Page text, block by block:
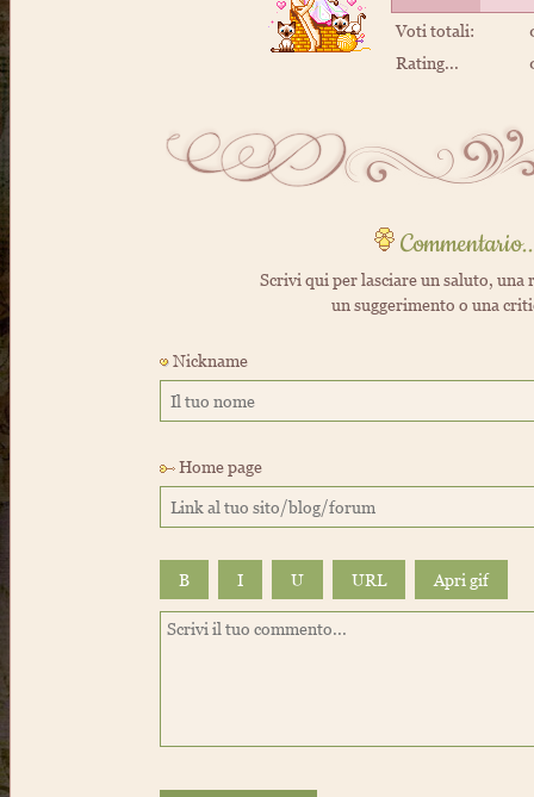
Voti totali:
Rating...
Scrivi qui per lasciare un saluto, una
un suggerimento o una
Nickname
Home page
B I U URL